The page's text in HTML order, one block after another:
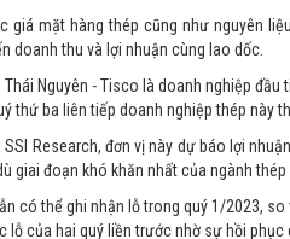
giá mặt hàng thép cũng như nguyên
doanh thu và lợi nhuận cùng lao dốc.
Thái Nguyên - Tisco là doanh nghiệp
thứ ba liên tiếp doanh nghiệp thép này
Research, đơn vị này dự báo lợi
giai đoạn khó khăn nhất của ngành thép
có thể ghi nhận lỗ trong quý 1/2023,
lỗ của hai quý liền trước nhờ sự hồi phục